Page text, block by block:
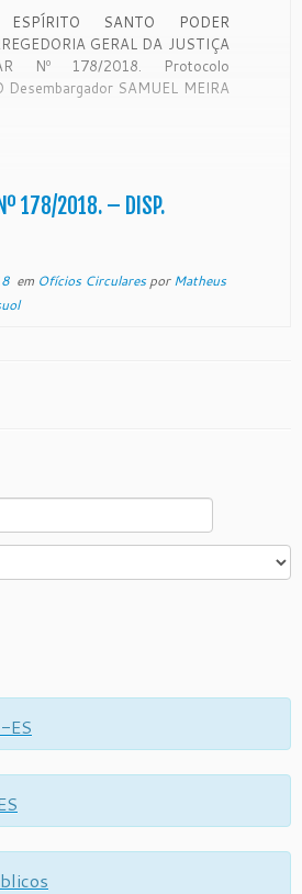
SANTO PODER
GERAL DA JUSTIÇA
Nº 178/2018. Protocolo
SAMUEL MEIRA
e orientação administrativa,
178/2018. – DISP.
em Ofícios CircularesporMatheus
ES